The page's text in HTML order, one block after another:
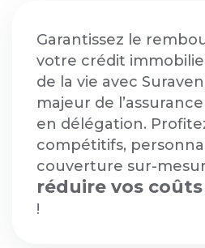
Garantissez le
votre crédit
de la vie avec
majeur de
en délégation.
compétitifs,
couverture sur-
réduire vos coûts
!